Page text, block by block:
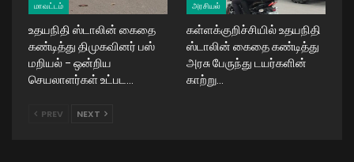
மாவட்டம்
உதயநிதி ஸ்டாலின் கைதை
கண்டித்து திமுகவினர் பஸ்
மறியல் – ஒன்றிய
செயலாளர்கள் உட்பட…
அரசியல்
கள்ளக்குறிச்சியில் உதயநிதி
ஸ்டாலின் கைதை கண்டித்து
அரசு பேருந்து டயர்களின்
காற்று…
PREV NEXT